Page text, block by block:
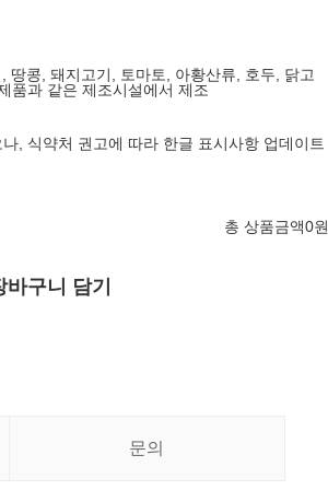
땅콩, 돼지고기, 토마토, 아황산류, 호두, 닭고
품과 같은 제조시설에서 제조
, 식약처 권고에 따라 한글 표시사항 업데이트
총 상품금액0원
바구니 담기
문의